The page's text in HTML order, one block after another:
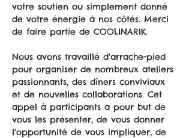
votre soutien ou simplement donné
de votre énergie à nos côtés. Merci
de faire partie de COOLINARIK.
Nous avons travaillé d'arrache-pied
pour organiser de nombreux ateliers
passionnants, des dîners conviviaux
et de nouvelles collaborations. Cet
appel à participants a pour but de
vous les présenter, de vous donner
l'opportunité de vous impliquer, de